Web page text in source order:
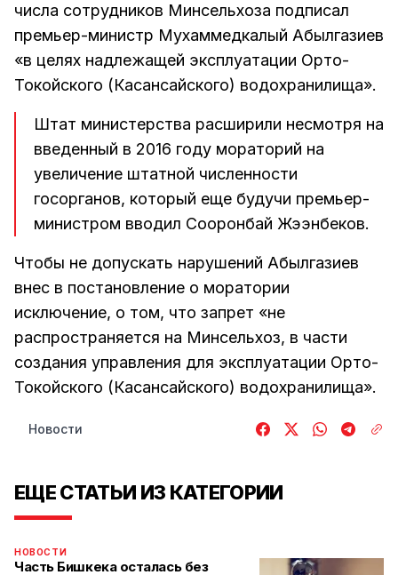
числа сотрудников Минсельхоза подписал
премьер-министр Мухаммедкалый Абылгазиев
«в целях надлежащей эксплуатации Орто-
Токойского (Касансайского) водохранилища».
Штат министерства расширили несмотря на
введенный в 2016 году мораторий на
увеличение штатной численности
госорганов, который еще будучи премьер-
министром вводил Сооронбай Жээнбеков.
Чтобы не допускать нарушений Абылгазиев
внес в постановление о моратории
исключение, о том, что запрет «не
распространяется на Минсельхоз, в части
создания управления для эксплуатации Орто-
Токойского (Касансайского) водохранилища».
Новости
ЕЩЕ СТАТЬИ ИЗ КАТЕГОРИИ
НОВОСТИ
Часть Бишкека осталась без